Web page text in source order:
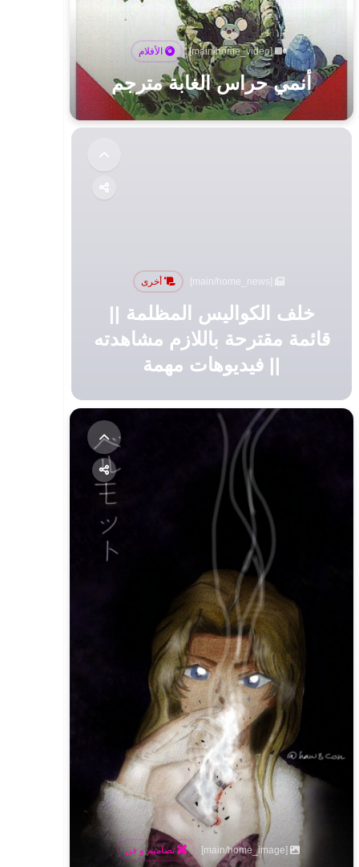
[main/home_video] الأفلام
أنمي حراس الغابة مترجم
أخرى
خلف الكواليس المظلمة ||
قائمة مقترحة باللازم مشاهدته
|| فيديوهات مهمة
[main/home_image] تصاميم و فن